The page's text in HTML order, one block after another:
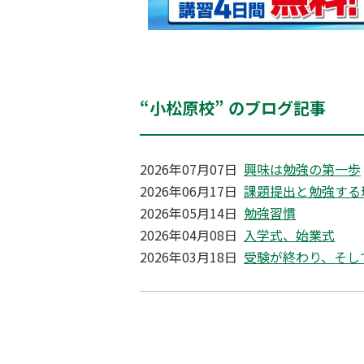
“小松原校” のブログ記事
2026年07月07日 興味は勉強の第一歩
2026年06月17日 課題提出と勉強す
2026年05月14日 勉強習慣
2026年04月08日 入学式、始業式
2026年03月18日 受験が終わり、そし